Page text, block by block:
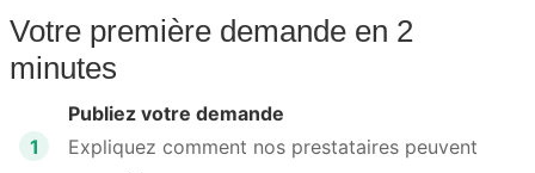
Votre première demande en 2
minutes
1
Publiez votre demande
Expliquez comment nos prestataires peuvent